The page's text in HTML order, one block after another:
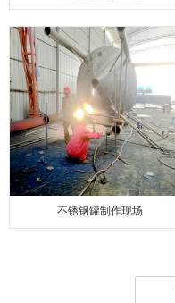
不锈钢罐制作现场